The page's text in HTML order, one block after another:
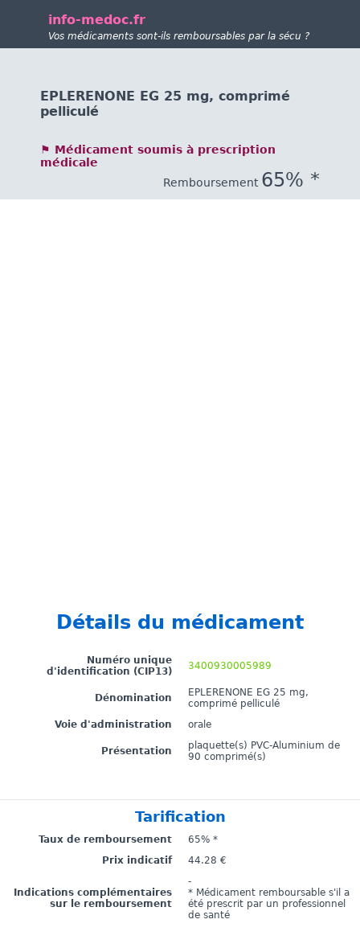
info-medoc.fr
Vos médicaments sont-ils remboursables par la sécu ?
EPLERENONE EG 25 mg, comprimé
pelliculé
⚑ Médicament soumis à prescription
médicale
Remboursement 65% *
Détails du médicament
Numéro unique
d'identification (CIP13)
3400930005989
Dénomination
EPLERENONE EG 25 mg,
comprimé pelliculé
Voie d'administration
orale
Présentation
plaquette(s) PVC-Aluminium de
90 comprimé(s)
Tarification
Taux de remboursement
65% *
Prix indicatif
44.28 €
Indications complémentaires
sur le remboursement
-
* Médicament remboursable s'il a
été prescrit par un professionnel
de santé